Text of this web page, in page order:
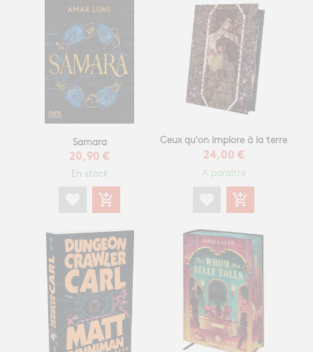
Samara
20,90 €
En stock
add_shopping_cart
Ceux qu'on implore à la terre
24,00 €
A paraître
add_shopping_cart